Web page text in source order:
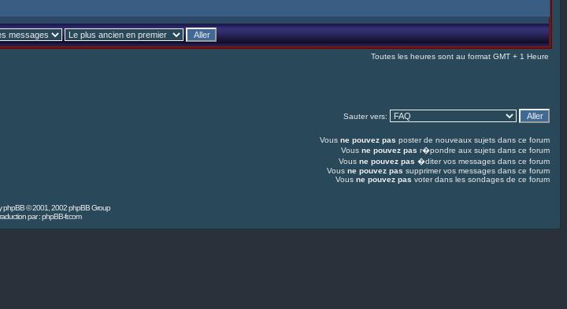
Toutes les heures sont au format GMT + 1 Heure
Sauter vers:
Vous ne pouvez pas poster de nouveaux sujets dans ce forum
Vous ne pouvez pas r�pondre aux sujets dans ce forum
Vous ne pouvez pas �diter vos messages dans ce forum
Vous ne pouvez pas supprimer vos messages dans ce forum
Vous ne pouvez pas voter dans les sondages de ce forum
phpBB© 2001, 2002 phpBB Group
par :phpBB-fr.com